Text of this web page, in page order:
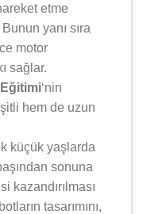
etme
yanı sıra
motor
sağlar.
‘nin
hem de uzun
küçük yaşlarda
sonuna
kazandırılması
tasarımını,